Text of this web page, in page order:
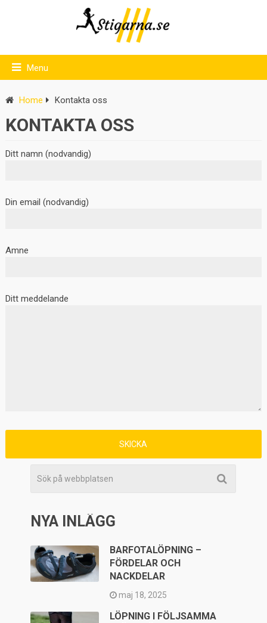
Menu
Home Kontakta oss
KONTAKTA OSS
Ditt namn (nodvandig)
Din email (nodvandig)
Amne
Ditt meddelande
NYA INLÄGG
BARFOTALÖPNING –
FÖRDELAR OCH
NACKDELAR
maj 18, 2025
LÖPNING I FÖLJSAMMA